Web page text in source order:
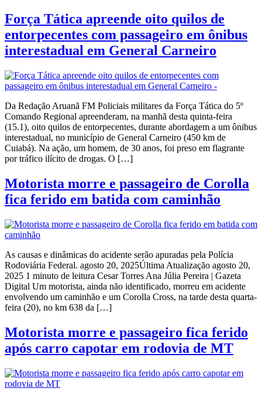
Força Tática apreende oito quilos de
entorpecentes com passageiro em ônibus
interestadual em General Carneiro
Da Redação Aruanã FM Policiais militares da Força Tática do 5º
Comando Regional apreenderam, na manhã desta quinta-feira
(15.1), oito quilos de entorpecentes, durante abordagem a um ônibus
interestadual, no município de General Carneiro (450 km de
Cuiabá). Na ação, um homem, de 30 anos, foi preso em flagrante
por tráfico ilícito de drogas. O […]
Motorista morre e passageiro de Corolla
fica ferido em batida com caminhão
As causas e dinâmicas do acidente serão apuradas pela Polícia
Rodoviária Federal. agosto 20, 2025Última Atualização agosto 20,
2025 1 minuto de leitura Cesar Torres Ana Júlia Pereira | Gazeta
Digital Um motorista, ainda não identificado, morreu em acidente
envolvendo um caminhão e um Corolla Cross, na tarde desta quarta-
feira (20), no km 638 da […]
Motorista morre e passageiro fica ferido
após carro capotar em rodovia de MT